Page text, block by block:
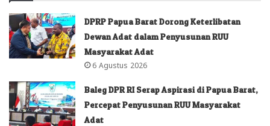
DPRP Papua Barat Dorong Keterlibatan
Dewan Adat dalam Penyusunan RUU
Masyarakat Adat
6 Agustus 2026
Baleg DPR RI Serap Aspirasi di Papua Barat,
Percepat Penyusunan RUU Masyarakat
Adat